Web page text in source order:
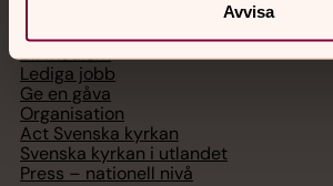
Avvisa
Hitta församling
Bli medlem
Lediga jobb
Ge en gåva
Organisation
Act Svenska kyrkan
Svenska kyrkan i utlandet
Press – nationell nivå